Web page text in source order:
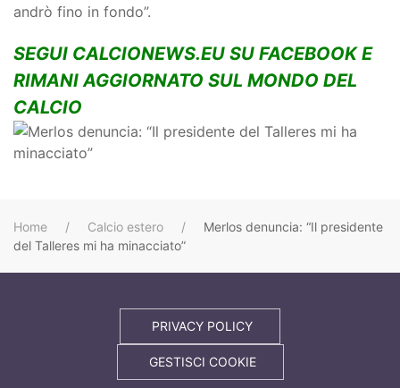
andrò fino in fondo”.
SEGUI CALCIONEWS.EU SU FACEBOOK E
RIMANI AGGIORNATO SUL MONDO DEL
CALCIO
Home Calcio estero
Merlos denuncia: “Il presidente
del Talleres mi ha minacciato”
PRIVACY POLICY
GESTISCI COOKIE